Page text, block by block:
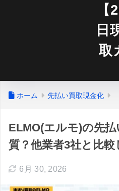
日
取
ホーム 先払い買取現金化
ELMO(エルモ)の先
質？他業者3社と比
6月 30, 2026